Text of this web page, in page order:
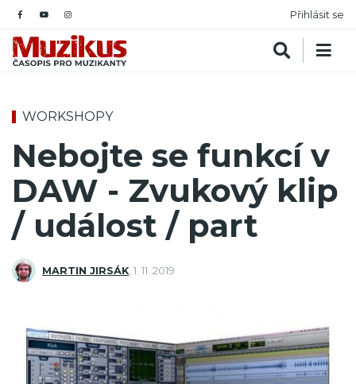
Přihlásit se
WORKSHOPY
Nebojte se funkcí v
DAW - Zvukový klip
/ událost / part
MARTIN JIRSÁK 1. 11. 2019